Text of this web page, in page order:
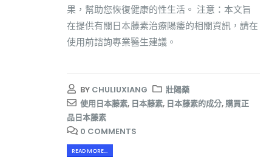
果，幫助您恢復健康的性生活。 注意：本文旨
在提供有關日本藤素治療陽痿的相關資訊，請在
使用前諮詢專業醫生建議。
BY CHULIUXIANG
壯陽藥
使用日本藤素, 日本藤素, 日本藤素的成分,購買正
品日本藤素
0 COMMENTS
READ MORE...